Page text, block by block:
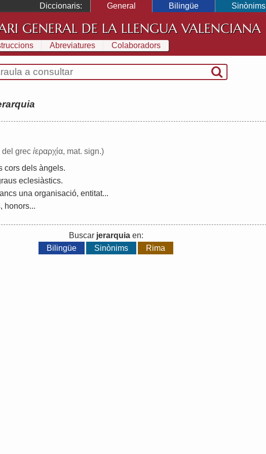
Diccionaris: General Bilingüe Sinònims
GENERAL DE LA LLENGUA VALENCIANA
Abreviatures Colaboradors
del grec ἰεραρχία, mat. sign.)
cors dels àngels.
eclesiàstics.
una organisació, entitat...
, honors...
Buscar jerarquiaen:
Bilingüe
Sinònims Rima